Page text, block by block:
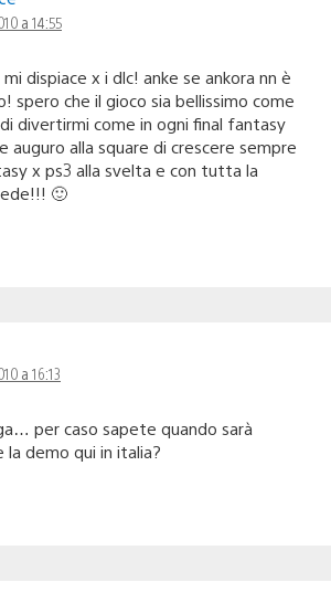
a 14:55
dispiace x i dlc! anke se ankora nn è
spero che il gioco sia bellissimo come
divertirmi come in ogni final fantasy
auguro alla square di crescere sempre
x ps3 alla svelta e con tutta la
🙂
a 16:13
per caso sapete quando sarà
la demo qui in italia?